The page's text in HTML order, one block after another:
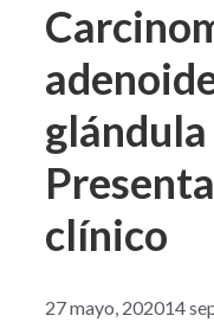
clínico
27 mayo, 202014